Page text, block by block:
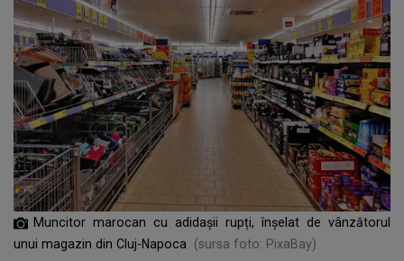
Muncitor marocan cu adidașii rupți, înșelat de vânzătorul
unui magazin din Cluj-Napoca (sursa foto: PixaBay)